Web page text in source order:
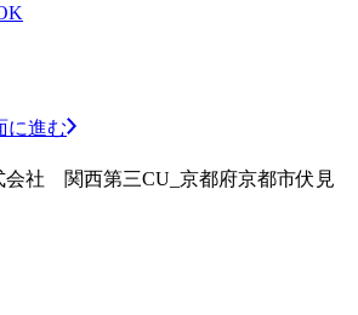
に進む
会社 関西第三CU_京都府京都市伏見